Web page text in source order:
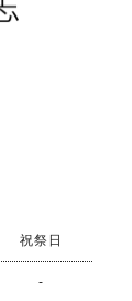
祝祭日
-